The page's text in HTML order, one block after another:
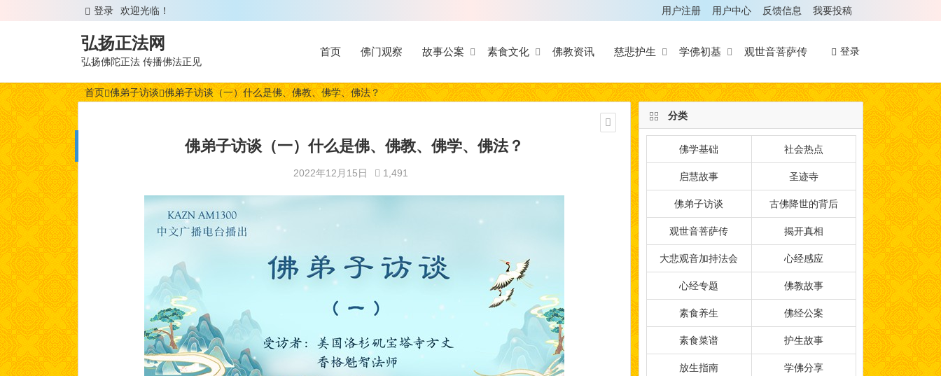
欢迎光临！
登录 用户注册 用户中心 反馈信息 我要投稿
登录
弘扬正法网
弘扬佛陀正法 传播佛法正见
首页 佛门观察 故事公案 素食文化 佛教资讯 慈悲护生 学佛初基 观世音菩萨传
首页 佛弟子访谈 佛弟子访谈（一）什么是佛、佛教、佛学、佛法？
佛弟子访谈（一）什么是佛、佛教、佛学、佛法？
2022年12月15日 1,491
分类
佛学基础 社会热点
启慧故事 圣迹寺
佛弟子访谈 古佛降世的背后
观世音菩萨传 揭开真相
大悲观音加持法会 心经感应
心经专题 佛教故事
素食养生 佛经公案
素食菜谱 护生故事
放生指南 学佛分享